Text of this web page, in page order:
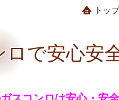
トッ
ロで安心安